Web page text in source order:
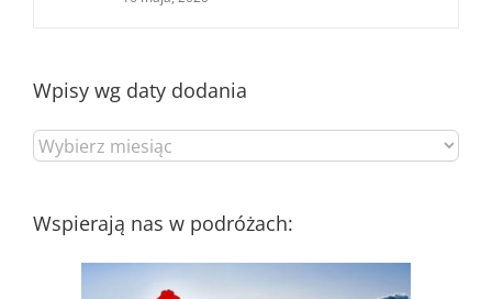
Wpisy wg daty dodania
Wpisy
wg
Wspierają nas w podróżach: